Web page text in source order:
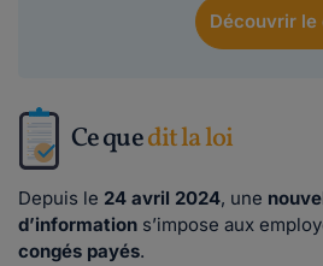
Découvrirle
Ce quedit la loi
Depuis le 24 avril 2024, une
d’information s’impose aux
congés payés.